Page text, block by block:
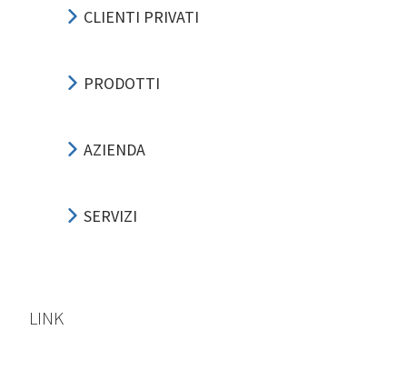
CLIENTI PRIVATI
PRODOTTI
AZIENDA
SERVIZI
LINK